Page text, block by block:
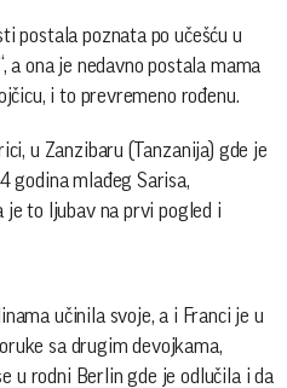
postala poznata po učešću u
a ona je nedavno postala mama
i to prevremeno rođenu.
u Zanzibaru (Tanzanija) gde je
godina mlađeg Sarisa,
je to ljubav na prvi pogled i
učinila svoje, a i Franci je u
sa drugim devojkama,
u rodni Berlin gde je odlučila i da